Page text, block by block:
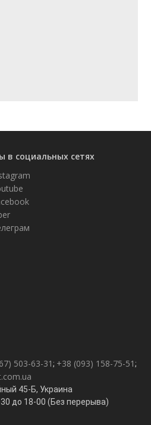
в социальных сетях
503-63-31; +38 (093) 158-75-51;
45-Б, Украина
до 18-00 (Без перерыва)